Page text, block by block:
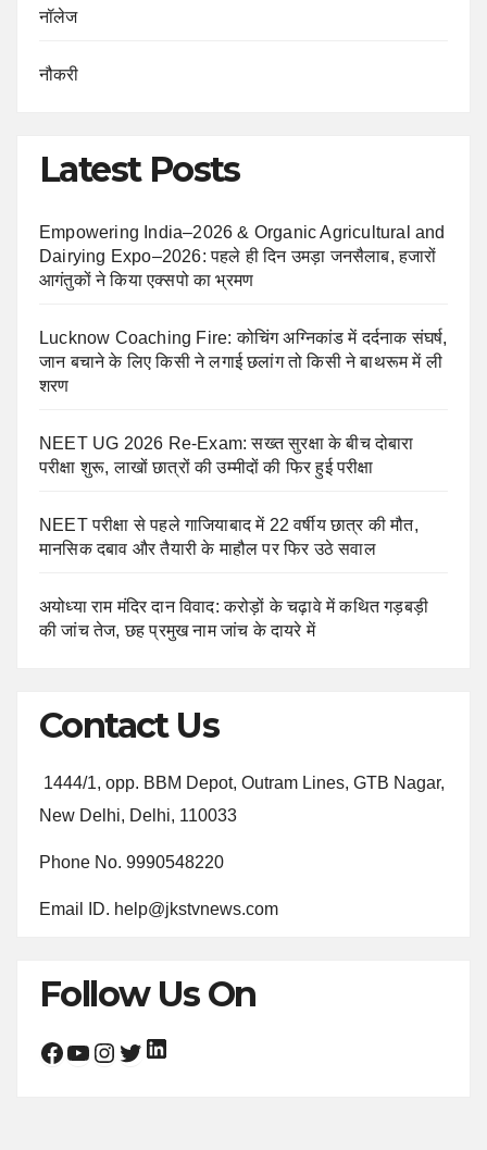
नॉलेज
नौकरी
Latest Posts
Empowering India–2026 & Organic Agricultural and
Dairying Expo–2026: पहले ही दिन उमड़ा जनसैलाब, हजारों
आगंतुकों ने किया एक्सपो का भ्रमण
Lucknow Coaching Fire: कोचिंग अग्निकांड में दर्दनाक संघर्ष,
जान बचाने के लिए किसी ने लगाई छलांग तो किसी ने बाथरूम में ली
शरण
NEET UG 2026 Re-Exam: सख्त सुरक्षा के बीच दोबारा
परीक्षा शुरू, लाखों छात्रों की उम्मीदों की फिर हुई परीक्षा
NEET परीक्षा से पहले गाजियाबाद में 22 वर्षीय छात्र की मौत,
मानसिक दबाव और तैयारी के माहौल पर फिर उठे सवाल
अयोध्या राम मंदिर दान विवाद: करोड़ों के चढ़ावे में कथित गड़बड़ी
की जांच तेज, छह प्रमुख नाम जांच के दायरे में
Contact Us
1444/1, opp. BBM Depot, Outram Lines, GTB Nagar,
New Delhi, Delhi, 110033
Phone No. 9990548220
Email ID. help@jkstvnews.com
Follow Us On
Facebook YouTube Instagram Twitter LinkedIn